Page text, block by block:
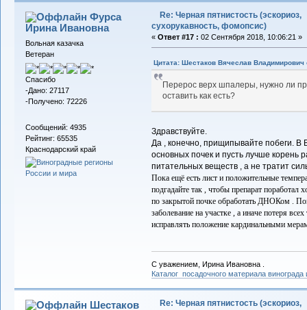
Фурса
Ирина Ивановна
Вольная казачка
Ветеран
Спасибо
-Дано: 27117
-Получено: 72226
Сообщений: 4935
Рейтинг: 65535
Краснодарский край
Re: Черная пятнистость (эскориоз,
сухорукавность, фомопсис)
« Ответ #17 : 02 Сентября 2018, 10:06:21 »
Цитата: Шестаков Вячеслав Владимирович
Перерос верх шпалеры, нужно ли
оставить как есть?
Здравствуйте.
Да , конечно, прищипывайте побеги. В
основных почек и пусть лучше корень
питательных веществ , а не тратит
Пока ещё есть лист и положительные
подгадайте так , чтобы препарат поработал
по закрытой почке обработать ДНОКом .
заболевание на участке , а иначе потеря
исправлять положение кардинальными
С уважением, Ирина Ивановна .
Каталог посадочного материала
Шестаков
Re: Черная пятнистость (эскориоз,